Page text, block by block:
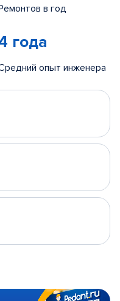
в год
года
опыт инженера